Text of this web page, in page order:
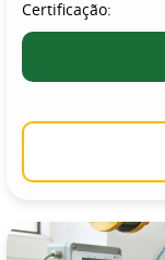
Certificação: